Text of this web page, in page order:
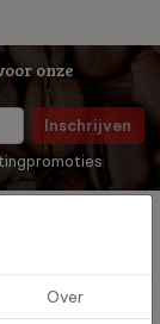
onze
Inschrijven
Over